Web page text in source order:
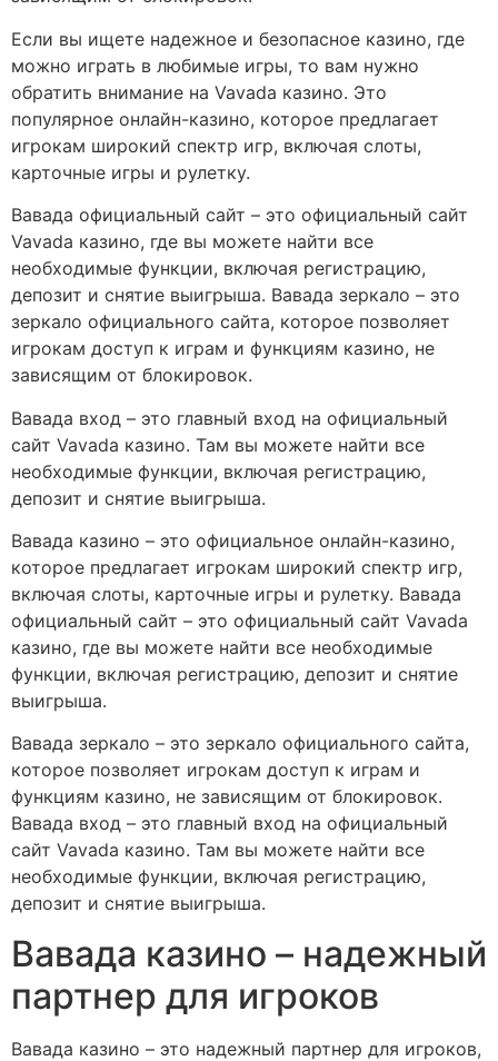
Если вы ищете надежное и безопасное казино, где
можно играть в любимые игры, то вам нужно
обратить внимание на Vavada казино. Это
популярное онлайн-казино, которое предлагает
игрокам широкий спектр игр, включая слоты,
карточные игры и рулетку.
Вавада официальный сайт – это официальный сайт
Vavada казино, где вы можете найти все
необходимые функции, включая регистрацию,
депозит и снятие выигрыша. Вавада зеркало – это
зеркало официального сайта, которое позволяет
игрокам доступ к играм и функциям казино, не
зависящим от блокировок.
Вавада вход – это главный вход на официальный
сайт Vavada казино. Там вы можете найти все
необходимые функции, включая регистрацию,
депозит и снятие выигрыша.
Вавада казино – это официальное онлайн-казино,
которое предлагает игрокам широкий спектр игр,
включая слоты, карточные игры и рулетку. Вавада
официальный сайт – это официальный сайт Vavada
казино, где вы можете найти все необходимые
функции, включая регистрацию, депозит и снятие
выигрыша.
Вавада зеркало – это зеркало официального сайта,
которое позволяет игрокам доступ к играм и
функциям казино, не зависящим от блокировок.
Вавада вход – это главный вход на официальный
сайт Vavada казино. Там вы можете найти все
необходимые функции, включая регистрацию,
депозит и снятие выигрыша.
Вавада казино – надежный
партнер для игроков
Вавада казино – это надежный партнер для игроков,